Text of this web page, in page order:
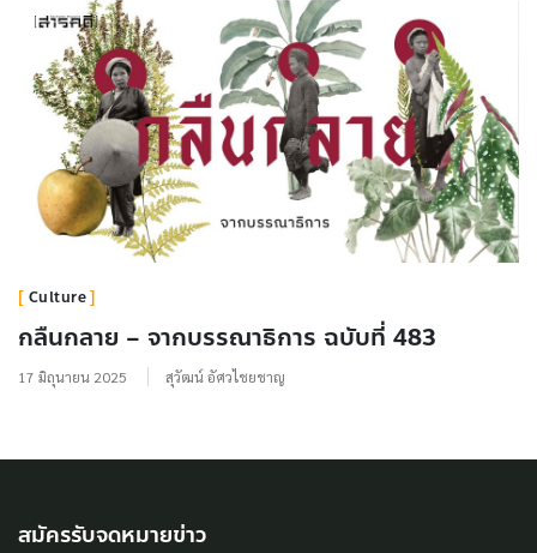
Culture
กลืนกลาย – จากบรรณาธิการ ฉบับที่ 483
17 มิถุนายน 2025 สุวัฒน์ อัศวไชยชาญ
สมัครรับจดหมายข่าว